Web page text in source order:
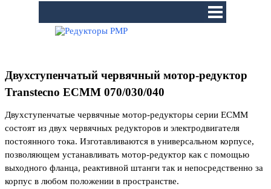
Перейти к контенту
Двухступенчатый червячный мотор-редуктор
Transtecno ECMM 070/030/040
Двухступенчатые червячные мотор-редукторы серии ЕСММ
состоят из двух червячных редукторов и электродвигателя
постоянного тока. Изготавливаются в универсальном корпусе,
позволяющем устанавливать мотор-редуктор как с помощью
выходного фланца, реактивной штанги так и непосредственно за
корпус в любом положении в пространстве.